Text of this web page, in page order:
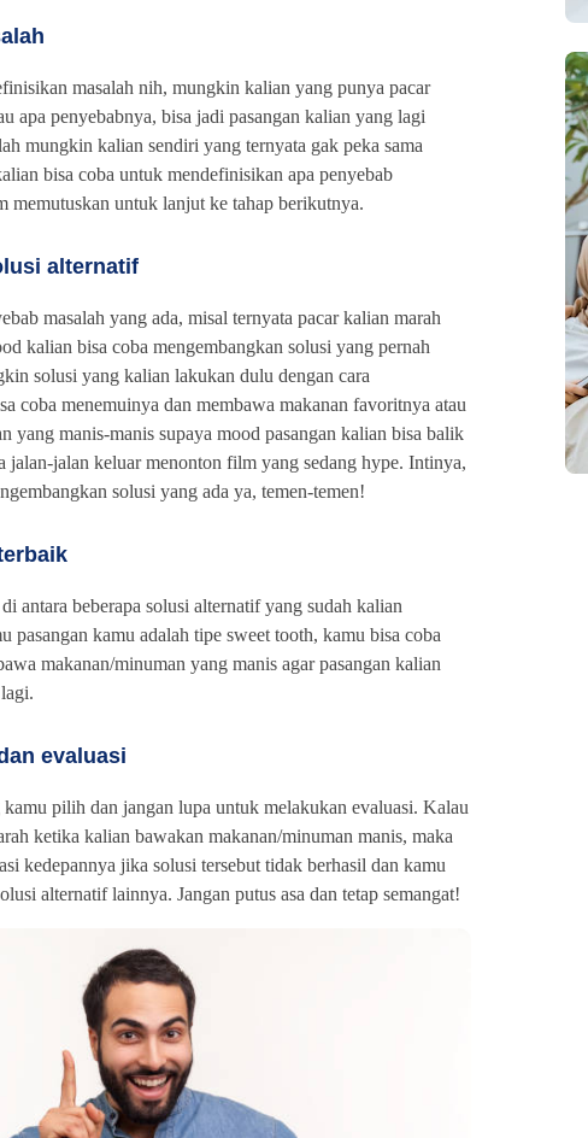
masalah nih, mungkin kalian yang punya pacar
apa penyebabnya, bisa jadi pasangan kalian yang lagi
mungkin kalian sendiri yang ternyata gak peka sama
bisa coba untuk mendefinisikan apa penyebab
memutuskan untuk lanjut ke tahap berikutnya.
alternatif
masalah yang ada, misal ternyata pacar kalian marah
kalian bisa coba mengembangkan solusi yang pernah
solusi yang kalian lakukan dulu dengan cara
coba menemuinya dan membawa makanan favoritnya atau
yang manis-manis supaya mood pasangan kalian bisa balik
jalan-jalan keluar menonton film yang sedang hype. Intinya,
solusi yang ada ya, temen-temen!
antara beberapa solusi alternatif yang sudah kalian
pasangan kamu adalah tipe sweet tooth, kamu bisa coba
makanan/minuman yang manis agar pasangan kalian
evaluasi
pilih dan jangan lupa untuk melakukan evaluasi. Kalau
ketika kalian bawakan makanan/minuman manis, maka
kedepannya jika solusi tersebut tidak berhasil dan kamu
alternatif lainnya. Jangan putus asa dan tetap semangat!